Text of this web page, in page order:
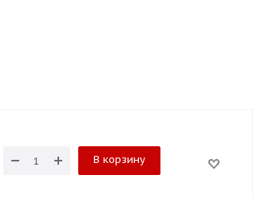
В корзину